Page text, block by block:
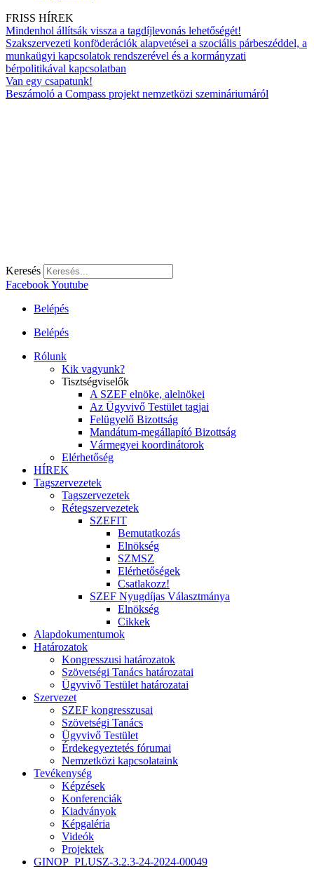
FRISS HÍREK
Mindenhol állítsák vissza a tagdíjlevonás lehetőségét!
Szakszervezeti konföderációk alapvetései a szociális párbeszéddel, a
munkaügyi kapcsolatok rendszerével és a kormányzati
bérpolitikával kapcsolatban
Van egy csapatunk!
Beszámoló a Compass projekt nemzetközi szemináriumáról
Keresés
FacebookYoutube
Belépés
Belépés
Rólunk
Kik vagyunk?
Tisztségviselők
A SZEF elnöke, alelnökei
Az Ügyvivő Testület tagjai
Felügyelő Bizottság
Mandátum-megállapító Bizottság
Vármegyei koordinátorok
Elérhetőség
HÍREK
Tagszervezetek
Tagszervezetek
Rétegszervezetek
SZEFIT
Bemutatkozás
Elnökség
SZMSZ
Elérhetőségek
Csatlakozz!
SZEF Nyugdíjas Választmánya
Elnökség
Cikkek
Alapdokumentumok
Határozatok
Kongresszusi határozatok
Szövetségi Tanács határozatai
Ügyvivő Testület határozatai
Szervezet
SZEF kongresszusai
Szövetségi Tanács
Ügyvivő Testület
Érdekegyeztetés fórumai
Nemzetközi kapcsolataink
Tevékenység
Képzések
Konferenciák
Kiadványok
Képgaléria
Videók
Projektek
GINOP_PLUSZ-3.2.3-24-2024-00049